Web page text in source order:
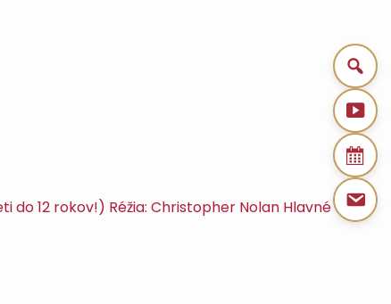
12 rokov!) Réžia: Christopher Nolan Hlavné